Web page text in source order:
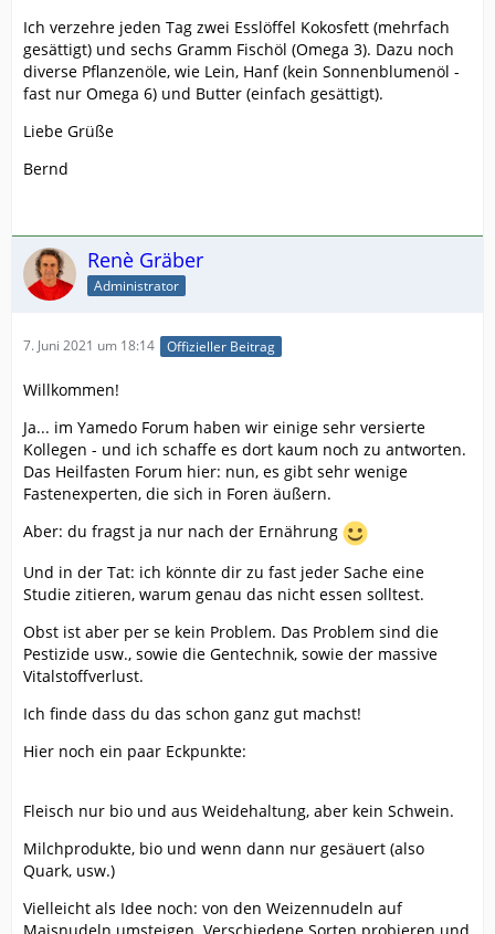
Ich verzehre jeden Tag zwei Esslöffel Kokosfett (mehrfach
gesättigt) und sechs Gramm Fischöl (Omega 3). Dazu noch
diverse Pflanzenöle, wie Lein, Hanf (kein Sonnenblumenöl -
fast nur Omega 6) und Butter (einfach gesättigt).
Liebe Grüße
Bernd
Renè Gräber
Administrator
7. Juni 2021 um 18:14 Offizieller Beitrag
Willkommen!
Ja... im Yamedo Forum haben wir einige sehr versierte
Kollegen - und ich schaffe es dort kaum noch zu antworten.
Das Heilfasten Forum hier: nun, es gibt sehr wenige
Fastenexperten, die sich in Foren äußern.
Aber: du fragst ja nur nach der Ernährung
Und in der Tat: ich könnte dir zu fast jeder Sache eine
Studie zitieren, warum genau das nicht essen solltest.
Obst ist aber per se kein Problem. Das Problem sind die
Pestizide usw., sowie die Gentechnik, sowie der massive
Vitalstoffverlust.
Ich finde dass du das schon ganz gut machst!
Hier noch ein paar Eckpunkte:
Fleisch nur bio und aus Weidehaltung, aber kein Schwein.
Milchprodukte, bio und wenn dann nur gesäuert (also
Quark, usw.)
Vielleicht als Idee noch: von den Weizennudeln auf
Maisnudeln umsteigen. Verschiedene Sorten probieren und